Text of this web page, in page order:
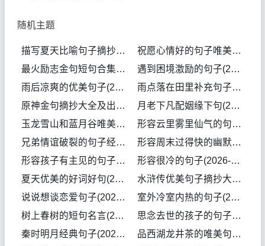
随机主题
描写夏天比喻句子摘抄(2026-08-07句子)
祝愿心情好的句子唯美(2026-08-06句子)
最火励志金句短句合集(2026-08-06句子)
遇到困境激励的句子(2026-08-04句子)
雨后凉爽的优美句子(2026-08-04句子)
雨点落在田里补充句子(2026-08-04句子)
原神金句摘抄大全及出处(2026-08-04句子)
月老下凡配姻缘下句(2026-08-04句子)
玉龙雪山和蓝月谷唯美句子(2026-08-04句子)
形容云里雾里仙气的句子(2026-08-03句子)
兄弟情谊破裂的句子经典(2026-08-03句子)
形容周末过得快的幽默句子(2026-08-03句子)
形容孩子有主见的句子(2026-08-02句子)
形容很冷的句子(2026-08-02句子)
夏天优美的好词好句(2026-08-01句子)
水浒传优美句子摘抄大全(2026-07-31句子)
说说想谈恋爱句子(2026-07-31句子)
室外冷室内热的句子(2026-07-31句子)
树上春树的短句名言(2026-07-31句子)
思念去世的孩子的句子(2026-07-31句子)
秦时明月经典句子(2026-07-30句子)
品西湖龙井茶的唯美句子(2026-07-30句子)